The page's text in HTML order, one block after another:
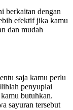
berkaitan dengan
efektif jika kamu
dan mudah
saja kamu perlu
penyuplai
butuhkan.
sayuran tersebut